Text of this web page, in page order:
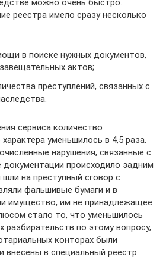
можно очень быстро.
реестра имело сразу несколько
в поиске нужных документов,
актов;
преступлений, связанных с
сервиса количество
уменьшилось в 4,5 раза.
нарушения, связанные с
происходило задним
на преступный сговор с
фальшивые бумаги и в
имущество, им не принадлежащее
стало то, что уменьшилось
разбирательств по этому вопросу,
конторах были
внесены в специальный реестр.